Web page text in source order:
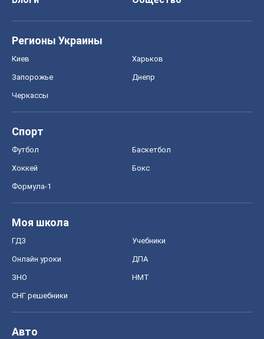
Регионы Украины
Киев Харьков
Запорожье Днепр
Черкассы
Спорт
Футбол Баскетбол
Хоккей Бокс
Формула-1
Моя школа
ГДЗ Учебники
Онлайн уроки ДПА
ЗНО НМТ
СНГ решебники
Авто